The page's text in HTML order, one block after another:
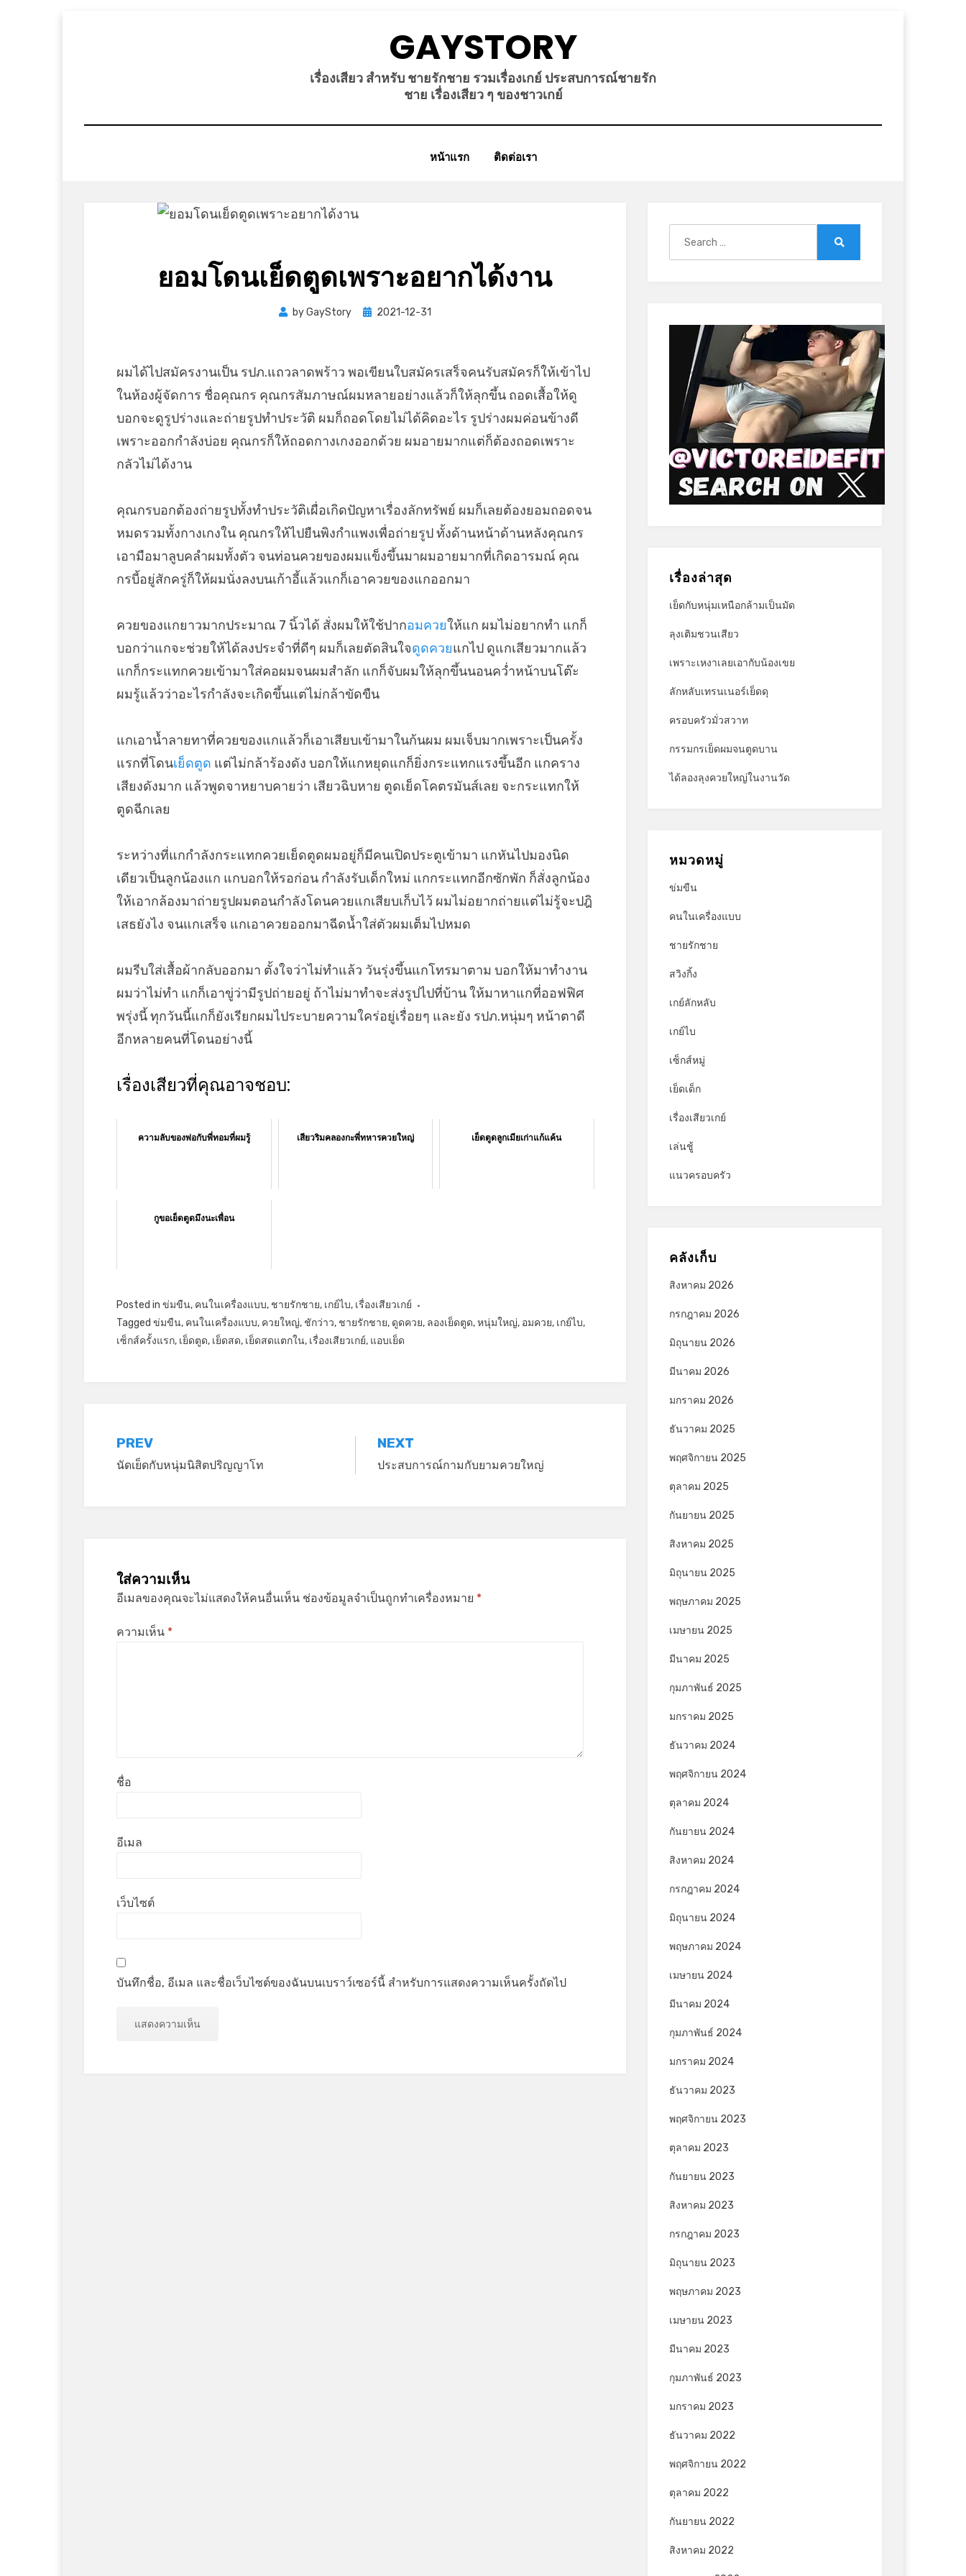
GAYSTORY
เรื่องเสียว สำหรับ ชายรักชาย รวมเรื่องเกย์ ประสบการณ์ชายรัก
ชาย เรื่องเสียว ๆ ของชาวเกย์
หน้าแรก ติดต่อเรา
ยอมโดนเย็ดตูดเพราะอยากได้งาน
byGayStory
Posted
2021-12-31
ผมได้ไปสมัครงานเป็น รปภ.แถวลาดพร้าว พอเขียนใบสมัครเสร็จคนรับสมัครก็ให้เข้าไป
ในห้องผู้จัดการ ชื่อคุณกร คุณกรสัมภาษณ์ผมหลายอย่างแล้วก็ให้ลุกขึ้น ถอดเสื้อให้ดู
บอกจะดูรูปร่างและถ่ายรูปทำประวัติ ผมก็ถอดโดยไม่ได้คิดอะไร รูปร่างผมค่อนข้างดี
เพราะออกกำลังบ่อย คุณกรก็ให้ถอดกางเกงออกด้วย ผมอายมากแต่ก็ต้องถอดเพราะ
กลัวไม่ได้งาน
คุณกรบอกต้องถ่ายรูปทั้งทำประวัติเผื่อเกิดปัญหาเรื่องลักทรัพย์ ผมก็เลยต้องยอมถอดจน
หมดรวมทั้งกางเกงใน คุณกรให้ไปยืนพิงกำแพงเพื่อถ่ายรูป ทั้งด้านหน้าด้านหลังคุณกร
เอามือมาลูบคลำผมทั้งตัว จนท่อนควยของผมแข็งขึ้นมาผมอายมากที่เกิดอารมณ์ คุณ
กรบี้อยู่สักครู่ก็ให้ผมนั่งลงบนเก้าอี้แล้วแกก็เอาควยของแกออกมา
ควยของแกยาวมากประมาณ 7 นิ้วได้ สั่งผมให้ใช้ปากอมควยให้แก ผมไม่อยากทำ แกก็
บอกว่าแกจะช่วยให้ได้ลงประจำที่ดีๆ ผมก็เลยตัดสินใจดูดควยแกไป ดูแกเสียวมากแล้ว
แกก็กระแทกควยเข้ามาใส่คอผมจนผมสำลัก แกก็จับผมให้ลุกขึ้นนอนคว่ำหน้าบนโต๊ะ
ผมรู้แล้วว่าอะไรกำลังจะเกิดขึ้นแต่ไม่กล้าขัดขืน
แกเอาน้ำลายทาที่ควยของแกแล้วก็เอาเสียบเข้ามาในก้นผม ผมเจ็บมากเพราะเป็นครั้ง
แรกที่โดนเย็ดตูด แต่ไม่กล้าร้องดัง บอกให้แกหยุดแกก็ยิ่งกระแทกแรงขึ้นอีก แกคราง
เสียงดังมาก แล้วพูดจาหยาบคายว่า เสียวฉิบหาย ตูดเย็ดโคตรมันส์เลย จะกระแทกให้
ตูดฉีกเลย
ระหว่างที่แกกำลังกระแทกควยเย็ดตูดผมอยู่ก็มีคนเปิดประตูเข้ามา แกหันไปมองนิด
เดียวเป็นลูกน้องแก แกบอกให้รอก่อน กำลังรับเด็กใหม่ แกกระแทกอีกซักพัก ก็สั่งลูกน้อง
ให้เอากล้องมาถ่ายรูปผมตอนกำลังโดนควยแกเสียบเก็บไว้ ผมไม่อยากถ่ายแต่ไม่รู้จะปฎิ
เสธยังไง จนแกเสร็จ แกเอาควยออกมาฉีดน้ำใส่ตัวผมเต็มไปหมด
ผมรีบใส่เสื้อผ้ากลับออกมา ตั้งใจว่าไม่ทำแล้ว วันรุ่งขึ้นแกโทรมาตาม บอกให้มาทำงาน
ผมว่าไม่ทำ แกก็เอาขู่ว่ามีรูปถ่ายอยู่ ถ้าไม่มาทำจะส่งรูปไปที่บ้าน ให้มาหาแกที่ออฟฟิศ
พรุ่งนี้ ทุกวันนี้แกก็ยังเรียกผมไประบายความใคร่อยู่เรื่อยๆ และยัง รปภ.หนุ่มๆ หน้าตาดี
อีกหลายคนที่โดนอย่างนี้
เรื่องเสียวที่คุณอาจชอบ:
ความลับของพ่อกับพี่ทอมที่ผมรู้ เสียวริมคลองกะพี่ทหารควยใหญ่ เย็ดตูดลูกเมียเก่าแก้แค้น
กูขอเย็ดตูดมึงนะเพื่อน
Posted in ข่มขืน, คนในเครื่องแบบ, ชายรักชาย, เกย์ไบ, เรื่องเสียวเกย์
Tagged ข่มขืน, คนในเครื่องแบบ, ควยใหญ่, ชักว่าว, ชายรักชาย, ดูดควย, ลองเย็ดตูด,หนุ่มใหญ่, อมควย, เกย์ไบ,
เซ็กส์ครั้งแรก, เย็ดตูด, เย็ดสด, เย็ดสดแตกใน, เรื่องเสียวเกย์, แอบเย็ด
แนะแนว
เรื่อง
PREV
นัดเย็ดกับหนุ่มนิสิตปริญญาโท
NEXT
ประสบการณ์กามกับยามควยใหญ่
ใส่ความเห็น
อีเมลของคุณจะไม่แสดงให้คนอื่นเห็น ช่องข้อมูลจำเป็นถูกทำเครื่องหมาย *
ความเห็น *
ชื่อ
อีเมล
เว็บไซต์
บันทึกชื่อ, อีเมล และชื่อเว็บไซต์ของฉันบนเบราว์เซอร์นี้ สำหรับการแสดงความเห็นครั้งถัดไป
เรื่องล่าสุด
เย็ดกับหนุ่มเหนือกล้ามเป็นมัด
ลุงเติมชวนเสียว
เพราะเหงาเลยเอากับน้องเขย
ลักหลับเทรนเนอร์เย็ดดุ
ครอบครัวมั่วสวาท
กรรมกรเย็ดผมจนตูดบาน
ได้ลองลุงควยใหญ่ในงานวัด
หมวดหมู่
ข่มขืน
คนในเครื่องแบบ
ชายรักชาย
สวิงกิ้ง
เกย์ลักหลับ
เกย์ไบ
เซ็กส์หมู่
เย็ดเด็ก
เรื่องเสียวเกย์
เล่นชู้
แนวครอบครัว
คลังเก็บ
สิงหาคม 2026
กรกฎาคม 2026
มิถุนายน 2026
มีนาคม 2026
มกราคม 2026
ธันวาคม 2025
พฤศจิกายน 2025
ตุลาคม 2025
กันยายน 2025
สิงหาคม 2025
มิถุนายน 2025
พฤษภาคม 2025
เมษายน 2025
มีนาคม 2025
กุมภาพันธ์ 2025
มกราคม 2025
ธันวาคม 2024
พฤศจิกายน 2024
ตุลาคม 2024
กันยายน 2024
สิงหาคม 2024
กรกฎาคม 2024
มิถุนายน 2024
พฤษภาคม 2024
เมษายน 2024
มีนาคม 2024
กุมภาพันธ์ 2024
มกราคม 2024
ธันวาคม 2023
พฤศจิกายน 2023
ตุลาคม 2023
กันยายน 2023
สิงหาคม 2023
กรกฎาคม 2023
มิถุนายน 2023
พฤษภาคม 2023
เมษายน 2023
มีนาคม 2023
กุมภาพันธ์ 2023
มกราคม 2023
ธันวาคม 2022
พฤศจิกายน 2022
ตุลาคม 2022
กันยายน 2022
สิงหาคม 2022